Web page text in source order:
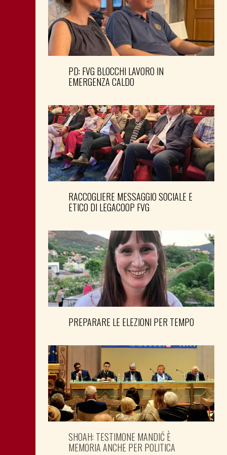
PD: FVG BLOCCHI LAVORO IN
EMERGENZA CALDO
RACCOGLIERE MESSAGGIO SOCIALE E
ETICO DI LEGACOOP FVG
PREPARARE LE ELEZIONI PER TEMPO
SHOAH: TESTIMONE MANDIĆ È
MEMORIA ANCHE PER POLITICA